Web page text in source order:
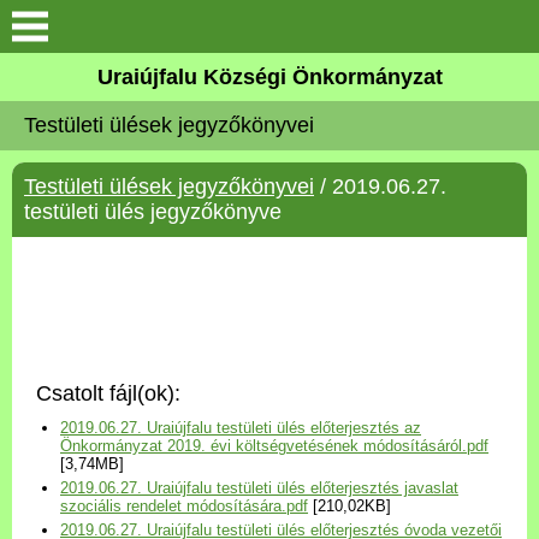
Köszöntő
Elérhetőségek
Uraiújfalu
Választási információk
Versenyképes Járások
Program
Uraiújfalu Községi Önkormányzat
Testületi ülések jegyzőkönyvei
Testületi ülések jegyzőkönyvei / 2019.06.27.
testületi ülés jegyzőkönyve
Csatolt fájl(ok):
2019.06.27. Uraiújfalu testületi ülés előterjesztés az
Önkormányzat 2019. évi költségvetésének módosításáról.pdf
[3,74MB]
2019.06.27. Uraiújfalu testületi ülés előterjesztés javaslat
szociális rendelet módosítására.pdf [210,02KB]
2019.06.27. Uraiújfalu testületi ülés előterjesztés óvoda vezetői